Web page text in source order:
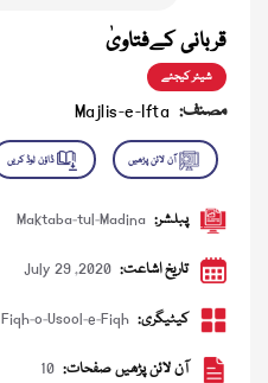
قربانی کےفتاویٰ
شیئر کیجئے
مصنف: Majlis-e-Ifta
پبلشر: Maktaba-tul-Madina
تاریخ اشاعت: July 29 ,2020
کیٹیگری: Fiqh-o-Usool-e-Fiqh
آن لائن پڑھیں صفحات: 10